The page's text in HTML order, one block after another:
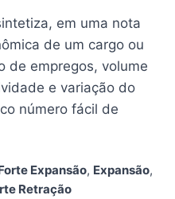
em uma nota
de um cargo ou
de empregos, volume
e variação do
número fácil de
Expansão, Expansão,
Retração